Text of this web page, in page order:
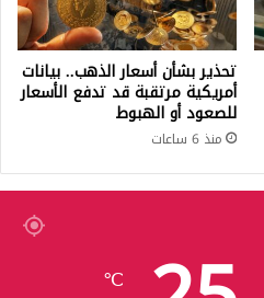
تحذير بشأن أسعار الذهب.. بيانات
أمريكية مرتقبة قد تدفع الأسعار
للصعود أو الهبوط
منذ 6 ساعات
℃